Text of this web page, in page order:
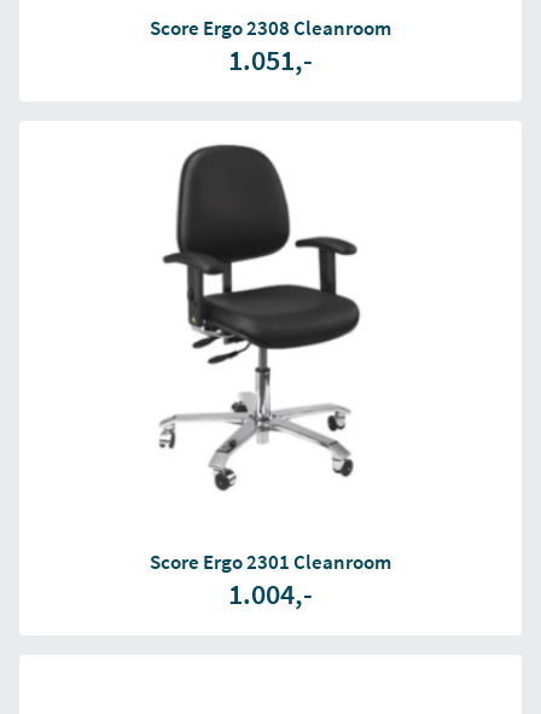
Score Ergo 2308 Cleanroom
1.051,-
Score Ergo 2301 Cleanroom
1.004,-